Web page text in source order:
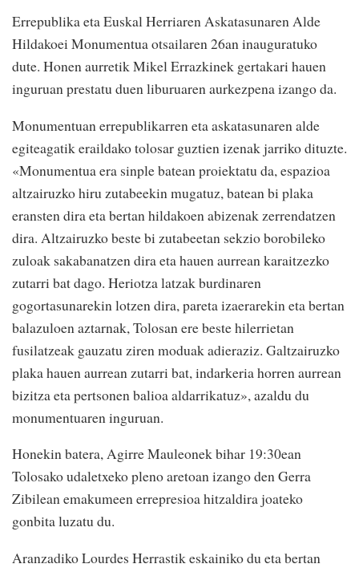
Errepublika eta Euskal Herriaren Askatasunaren Alde
Hildakoei Monumentua otsailaren 26an inauguratuko
dute. Honen aurretik Mikel Errazkinek gertakari hauen
inguruan prestatu duen liburuaren aurkezpena izango da.
Monumentuan errepublikarren eta askatasunaren alde
egiteagatik eraildako tolosar guztien izenak jarriko dituzte.
«Monumentua era sinple batean proiektatu da, espazioa
altzairuzko hiru zutabeekin mugatuz, batean bi plaka
eransten dira eta bertan hildakoen abizenak zerrendatzen
dira. Altzairuzko beste bi zutabeetan sekzio borobileko
zuloak sakabanatzen dira eta hauen aurrean karaitzezko
zutarri bat dago. Heriotza latzak burdinaren
gogortasunarekin lotzen dira, pareta izaerarekin eta bertan
balazuloen aztarnak, Tolosan ere beste hilerrietan
fusilatzeak gauzatu ziren moduak adieraziz. Galtzairuzko
plaka hauen aurrean zutarri bat, indarkeria horren aurrean
bizitza eta pertsonen balioa aldarrikatuz», azaldu du
monumentuaren inguruan.
Honekin batera, Agirre Mauleonek bihar 19:30ean
Tolosako udaletxeko pleno aretoan izango den Gerra
Zibilean emakumeen errepresioa hitzaldira joateko
gonbita luzatu du.
Aranzadiko Lourdes Herrastik eskainiko du eta bertan